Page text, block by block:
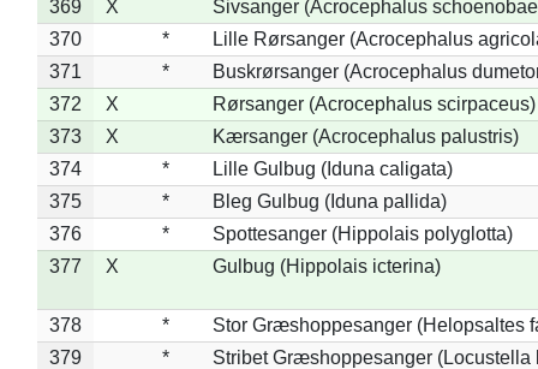
369
X
Sivsanger (Acrocephalus
370
*
Lille Rørsanger (Acrocephalus
371
*
Buskrørsanger (Acrocephalus
372
X
Rørsanger (Acrocephalus scirpaceus)
373
X
Kærsanger (Acrocephalus palustris)
374
*
Lille Gulbug (Iduna caligata)
375
*
Bleg Gulbug (Iduna pallida)
376
*
Spottesanger (Hippolais polyglotta)
377
X Gulbug (Hippolais icterina)
378 *
Stor Græshoppesanger (Helopsaltes
379
*
Stribet Græshoppesanger (Locustella